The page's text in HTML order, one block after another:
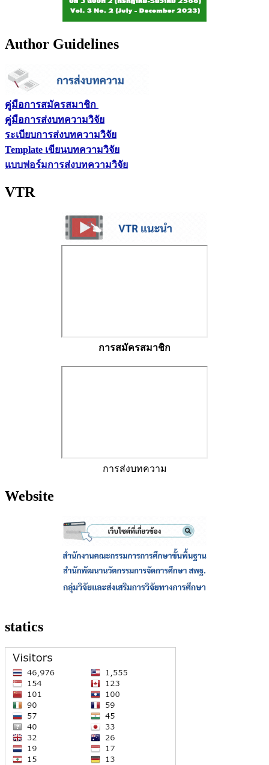
Author Guidelines
คู่มือการสมัครสมาชิก
คู่มือการส่งบทความวิจัย
ระเบียบการส่งบทความวิจัย
Template เขียนบทความวิจัย
แบบฟอร์มการส่งบทความวิจัย
VTR
การสมัครสมาชิก
การส่งบทความ
Website
statics